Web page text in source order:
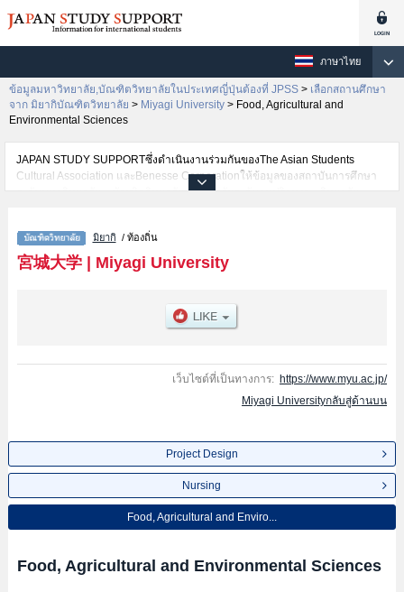
ภาษาไทย
ข้อมูลมหาวิทยาลัย,บัณฑิตวิทยาลัยในประเทศญี่ปุ่นต้องที่ JPSS > เลือกสถานศึกษา
จาก มิยากิบัณฑิตวิทยาลัย > Miyagi University > Food, Agricultural and
Environmental Sciences
JAPAN STUDY SUPPORTซึ่งดำเนินงานร่วมกันของThe Asian Students
Cultural Association และBenesse Corporationให้ข้อมูลของสถาบันการศึกษา
ระดับมหาวิทยาลัย・บัณฑิตวิทยาลัย・วิทยาลัยระดับอนุปริญญา・วิทยาลัย
ชาติเช่นProject DesignหรือNursingหรือFood, Agricultural and Environmental
Sciences เป็นต้น,ข้อมูลของแต่ละสาขาวิจัย,ข้อมูลการสอบคัดเลือกเข้าศึกษาเช่น
จำนวนคนที่รับสมัครหรือจำนวนคนที่ผ่านการสอบคัดเลือกเป็นต้น,แนะนำสถาน
มิยากิ / ท้องถิ่น
宮城大学| Miyagi University
เว็บไซต์ที่เป็นทางการ: https://www.myu.ac.jp/
Miyagi Universityกลับสู่ด้านบน
Project Design
Nursing
Food, Agricultural and Enviro...
Food, Agricultural and Environmental Sciences